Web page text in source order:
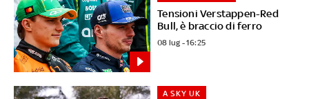
Tensioni Verstappen-Red
Bull, è braccio di ferro
08 lug - 16:25
A SKY UK